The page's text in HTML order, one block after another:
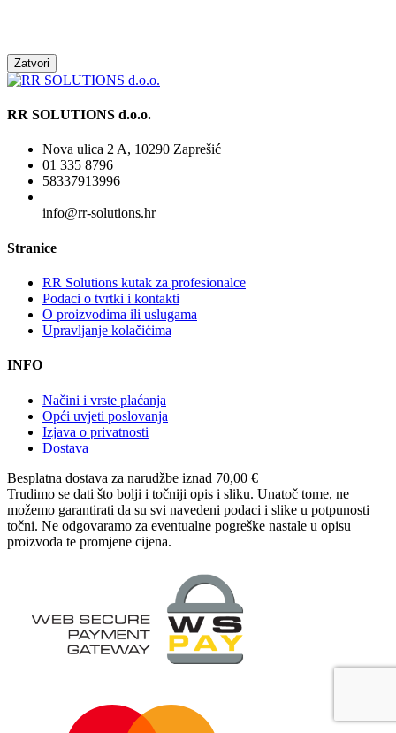
Zatvori
RR SOLUTIONS d.o.o.
Nova ulica 2 A, 10290 Zaprešić
01 335 8796
58337913996
info@rr-solutions.hr
Stranice
RR Solutions kutak za profesionalce
Podaci o tvrtki i kontakti
O proizvodima ili uslugama
Upravljanje kolačićima
INFO
Načini i vrste plaćanja
Opći uvjeti poslovanja
Izjava o privatnosti
Dostava
Besplatna dostava za narudžbe iznad 70,00 €
Trudimo se dati što bolji i točniji opis i sliku. Unatoč tome, ne
možemo garantirati da su svi navedeni podaci i slike u potpunosti
točni. Ne odgovaramo za eventualne pogreške nastale u opisu
proizvoda te promjene cijena.